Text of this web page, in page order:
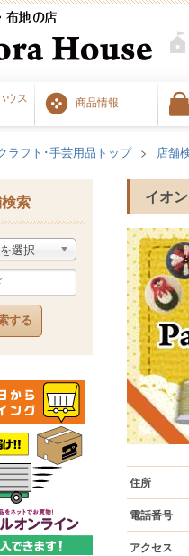
ウス
商品情報
ラフト･手芸用品トップ 店舗
イオ
住所
電話番号
アクセス
索
選択 --
する